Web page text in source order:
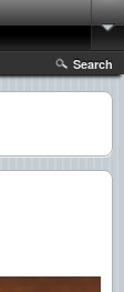
Search